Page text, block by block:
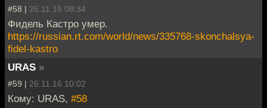
#58 | 26.11.16 08:34
Фидель Кастро умер.
https://russian.rt.com/world/news/335768-skonchalsya-
fidel-kastro
URAS »
#59 | 26.11.16 10:02
Кому: URAS, #58